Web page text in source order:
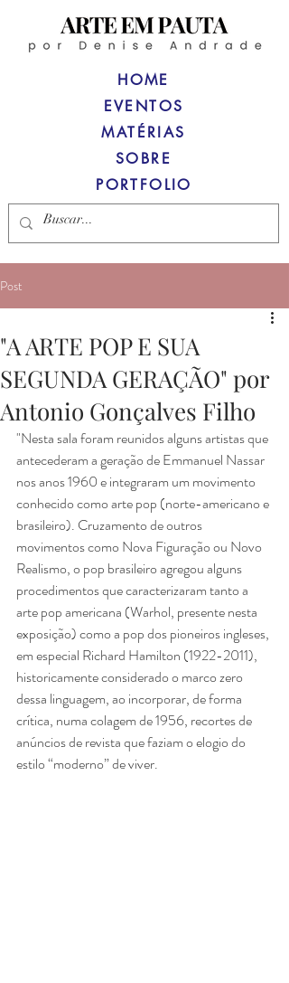
HOME
MATÉRIAS
SOBRE
PORTFOLIO
EVENTOS
Post
"A ARTE POP E SUA
SEGUNDA GERAÇÃO" por
Antonio Gonçalves Filho
"Nesta sala foram reunidos alguns artistas que
antecederam a geração de Emmanuel Nassar
nos anos 1960 e integraram um movimento
conhecido como arte pop (norte-americano e
brasileiro). Cruzamento de outros
movimentos como Nova Figuração ou Novo
Realismo, o pop brasileiro agregou alguns
procedimentos que caracterizaram tanto a
arte pop americana (Warhol, presente nesta
exposição) como a pop dos pioneiros ingleses,
em especial Richard Hamilton (1922-2011),
historicamente considerado o marco zero
dessa linguagem, ao incorporar, de forma
crítica, numa colagem de 1956, recortes de
anúncios de revista que faziam o elogio do
estilo “moderno” de viver.